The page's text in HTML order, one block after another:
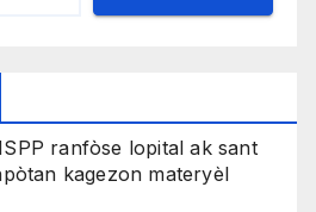
ranfòse lopital ak sant
kagezon materyèl